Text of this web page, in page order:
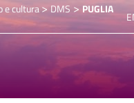
e cultura>DMS > PUGLIA